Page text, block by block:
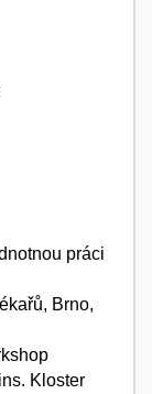
práci
Brno,
Kloster